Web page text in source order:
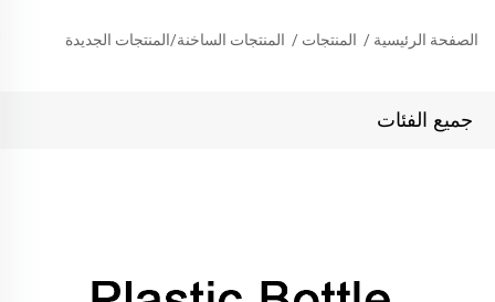
الصفحة الرئيسية / المنتجات / المنتجات الساخنة/المنتجات الجديدة
جميع الفئات